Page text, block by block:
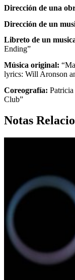
Dirección de una
Dirección de un
Libreto de un
Ending”
Música original:
lyrics: Will Aronson
Coreografía:
Club”
Notas